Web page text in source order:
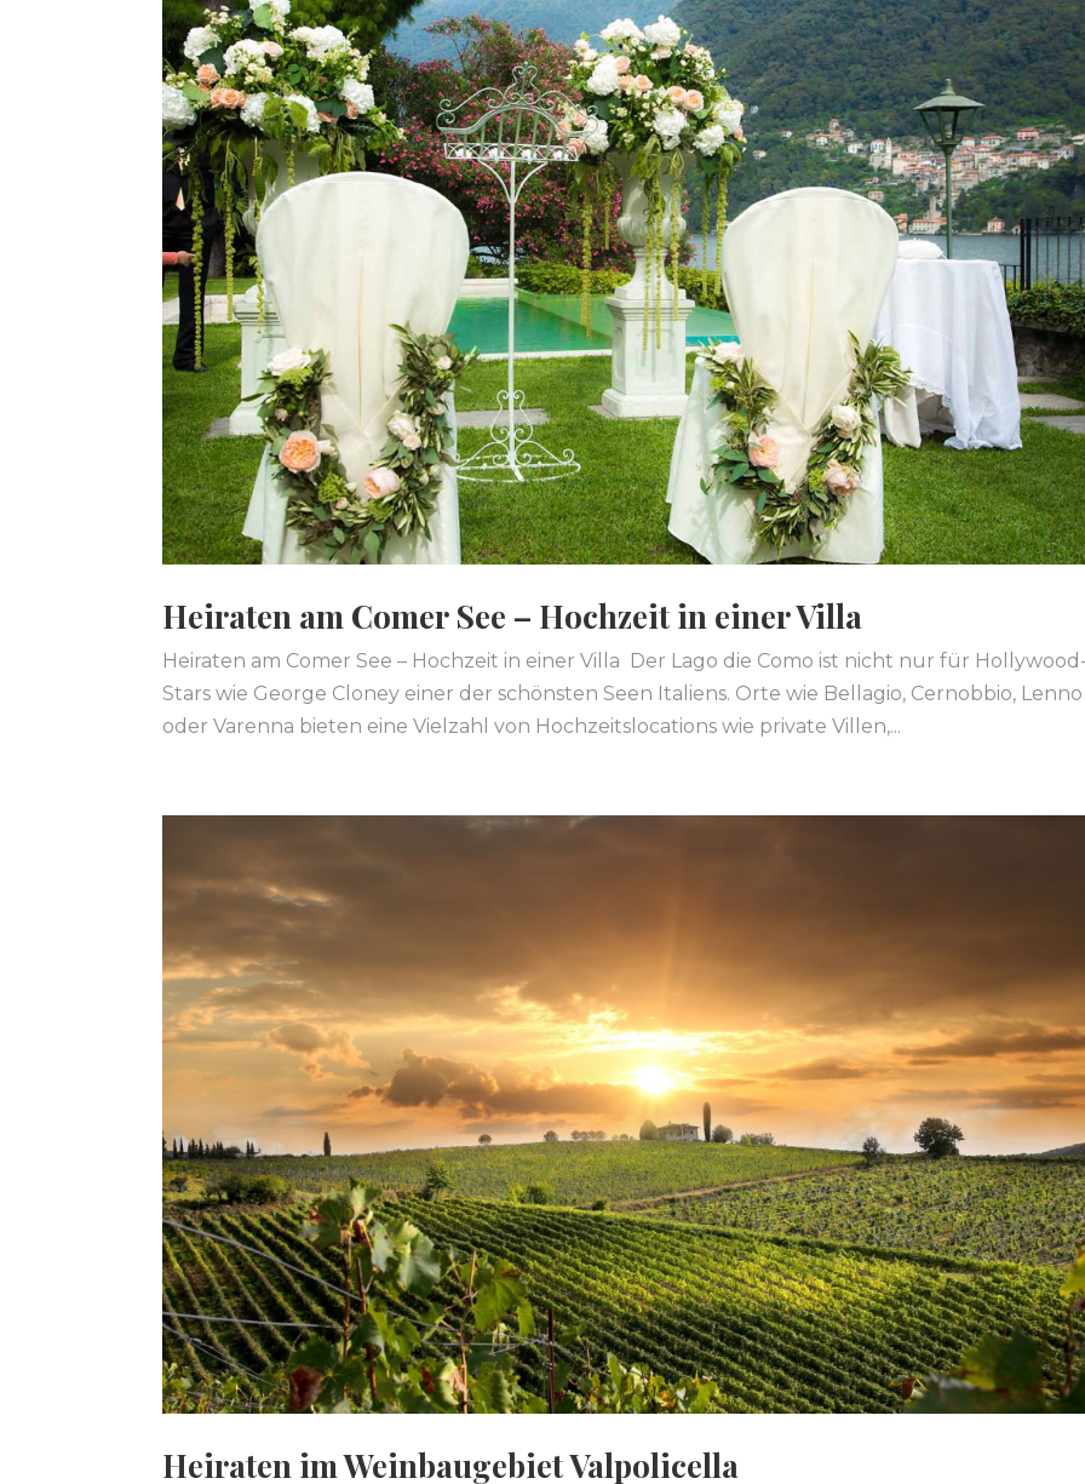
Heiraten am Comer See – Hochzeit in einer Villa
Heiraten am Comer See – Hochzeit in einer Villa Der Lago die Como ist nicht nur für
Stars wie George Cloney einer der schönsten Seen Italiens. Orte wie Bellagio, Cernobbio, Lenno
oder Varenna bieten eine Vielzahl von Hochzeitslocations wie private Villen,...
Heiraten im Weinbaugebiet Valpolicella